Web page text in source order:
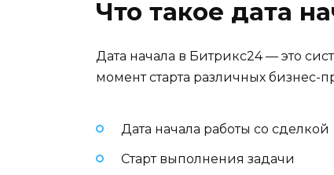
Что такое дата
Дата начала в Битрикс24 — это
момент старта различных бизнес-
Дата начала работы со сделкой
Старт выполнения задачи